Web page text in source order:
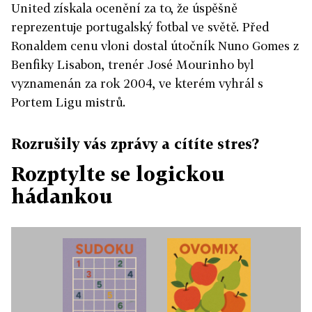
United získala ocenění za to, že úspěšně
reprezentuje portugalský fotbal ve světě. Před
Ronaldem cenu vloni dostal útočník Nuno Gomes z
Benfiky Lisabon, trenér José Mourinho byl
vyznamenán za rok 2004, ve kterém vyhrál s
Portem Ligu mistrů.
Rozrušily vás zprávy a cítíte stres?
Rozptylte se logickou
hádankou